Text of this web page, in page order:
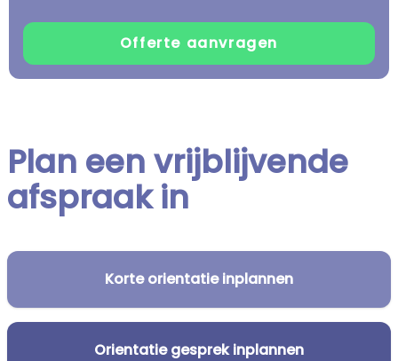
Plan een vrijblijvende
afspraak in
Korte orientatie inplannen
Orientatie gesprek inplannen